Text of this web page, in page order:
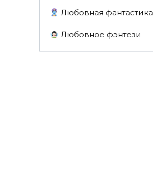
Любовная фантастика
Любовное фэнтези